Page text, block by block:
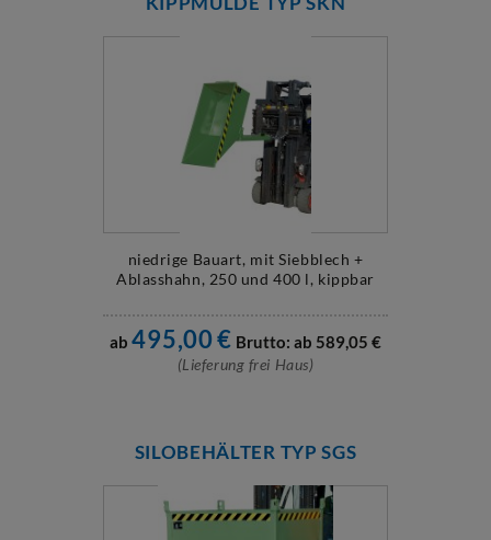
niedrige Bauart, mit Siebblech +
Ablasshahn, 250 und 400 l, kippbar
ab 495,00€ Brutto: ab 589,05 €
(Lieferung frei Haus)
SILOBEHÄLTER TYP SGS